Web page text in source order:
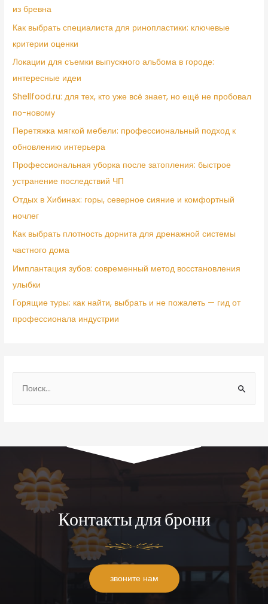
из бревна
Как выбрать специалиста для ринопластики: ключевые
критерии оценки
Локации для съемки выпускного альбома в городе:
интересные идеи
Shellfood.ru: для тех, кто уже всё знает, но ещё не пробовал
по-новому
Перетяжка мягкой мебели: профессиональный подход к
обновлению интерьера
Профессиональная уборка после затопления: быстрое
устранение последствий ЧП
Отдых в Хибинах: горы, северное сияние и комфортный
ночлег
Как выбрать плотность дорнита для дренажной системы
частного дома
Имплантация зубов: современный метод восстановления
улыбки
Горящие туры: как найти, выбрать и не пожалеть — гид от
профессионала индустрии
Контакты для брони
звоните нам